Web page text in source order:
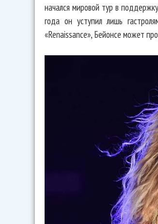
начался мировой тур в
года он уступил лишь
«Renaissance», Бейонсе может